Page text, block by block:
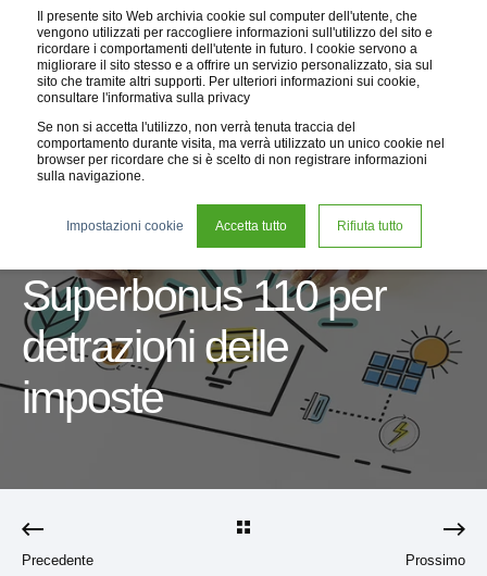
Il presente sito Web archivia cookie sul computer dell'utente, che
vengono utilizzati per raccogliere informazioni sull'utilizzo del sito e
ricordare i comportamenti dell'utente in futuro. I cookie servono a
migliorare il sito stesso e a offrire un servizio personalizzato, sia sul
sito che tramite altri supporti. Per ulteriori informazioni sui cookie,
consultare l'informativa sulla privacy
Se non si accetta l'utilizzo, non verrà tenuta traccia del
comportamento durante visita, ma verrà utilizzato un unico cookie nel
browser per ricordare che si è scelto di non registrare informazioni
sulla navigazione.
Impostazioni cookie Accetta tutto Rifiuta tutto
Eco2zone e il
Superbonus 110 per
detrazioni delle
imposte
Precedente Prossimo